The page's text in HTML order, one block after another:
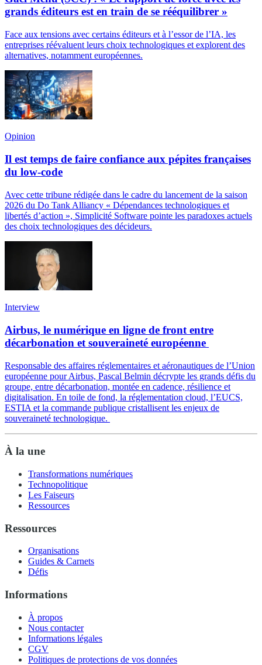
grands éditeurs est en train de se rééquilibrer »
Face aux tensions avec certains éditeurs et à l’essor de l’IA, les
entreprises réévaluent leurs choix technologiques et explorent des
alternatives, notamment européennes.
Opinion
Il est temps de faire confiance aux pépites françaises
du low-code
Avec cette tribune rédigée dans le cadre du lancement de la saison
2026 du Do Tank Alliancy « Dépendances technologiques et
libertés d’action », Simplicité Software pointe les paradoxes actuels
des choix technologiques des décideurs.
Interview
Airbus, le numérique en ligne de front entre
décarbonation et souveraineté européenne
Responsable des affaires réglementaires et aéronautiques de l’Union
européenne pour Airbus, Pascal Belmin décrypte les grands défis du
groupe, entre décarbonation, montée en cadence, résilience et
digitalisation. En toile de fond, la réglementation cloud, l’EUCS,
ESTIA et la commande publique cristallisent les enjeux de
souveraineté technologique.
À la une
Transformations numériques
Technopolitique
Les Faiseurs
Ressources
Ressources
Organisations
Guides & Carnets
Défis
Informations
À propos
Nous contacter
Informations légales
CGV
Politiques de protections de vos données